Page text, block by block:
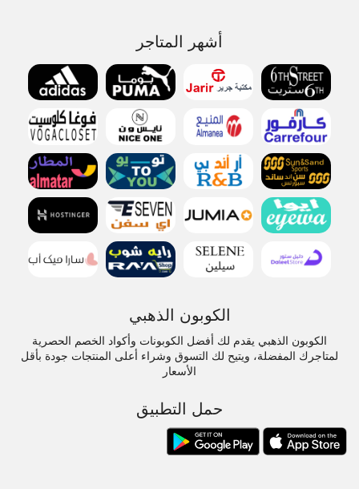
أشهر المتاجر
الكوبون الذهبي
الكوبون الذهبي يقدم لك أفضل الكوبونات وأكواد الخصم الحصرية
لمتاجرك المفضلة، ويتيح لك التسوق وشراء أعلى المنتجات جودة بأقل
الأسعار
حمل التطبيق